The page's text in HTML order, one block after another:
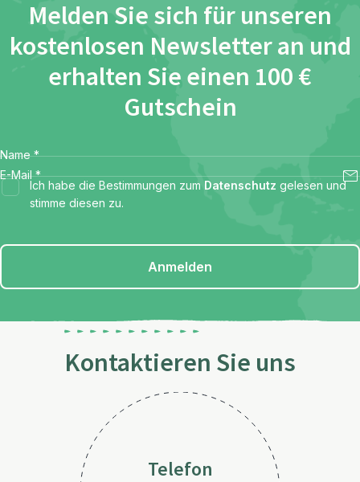
Melden Sie sich für unseren
kostenlosen Newsletter an und
erhalten Sie einen 100 €
Gutschein
Name *
E-Mail *
Ich habe die Bestimmungen zum Datenschutz gelesen und
stimme diesen zu.
Anmelden
Kontaktieren Sie uns
Telefon